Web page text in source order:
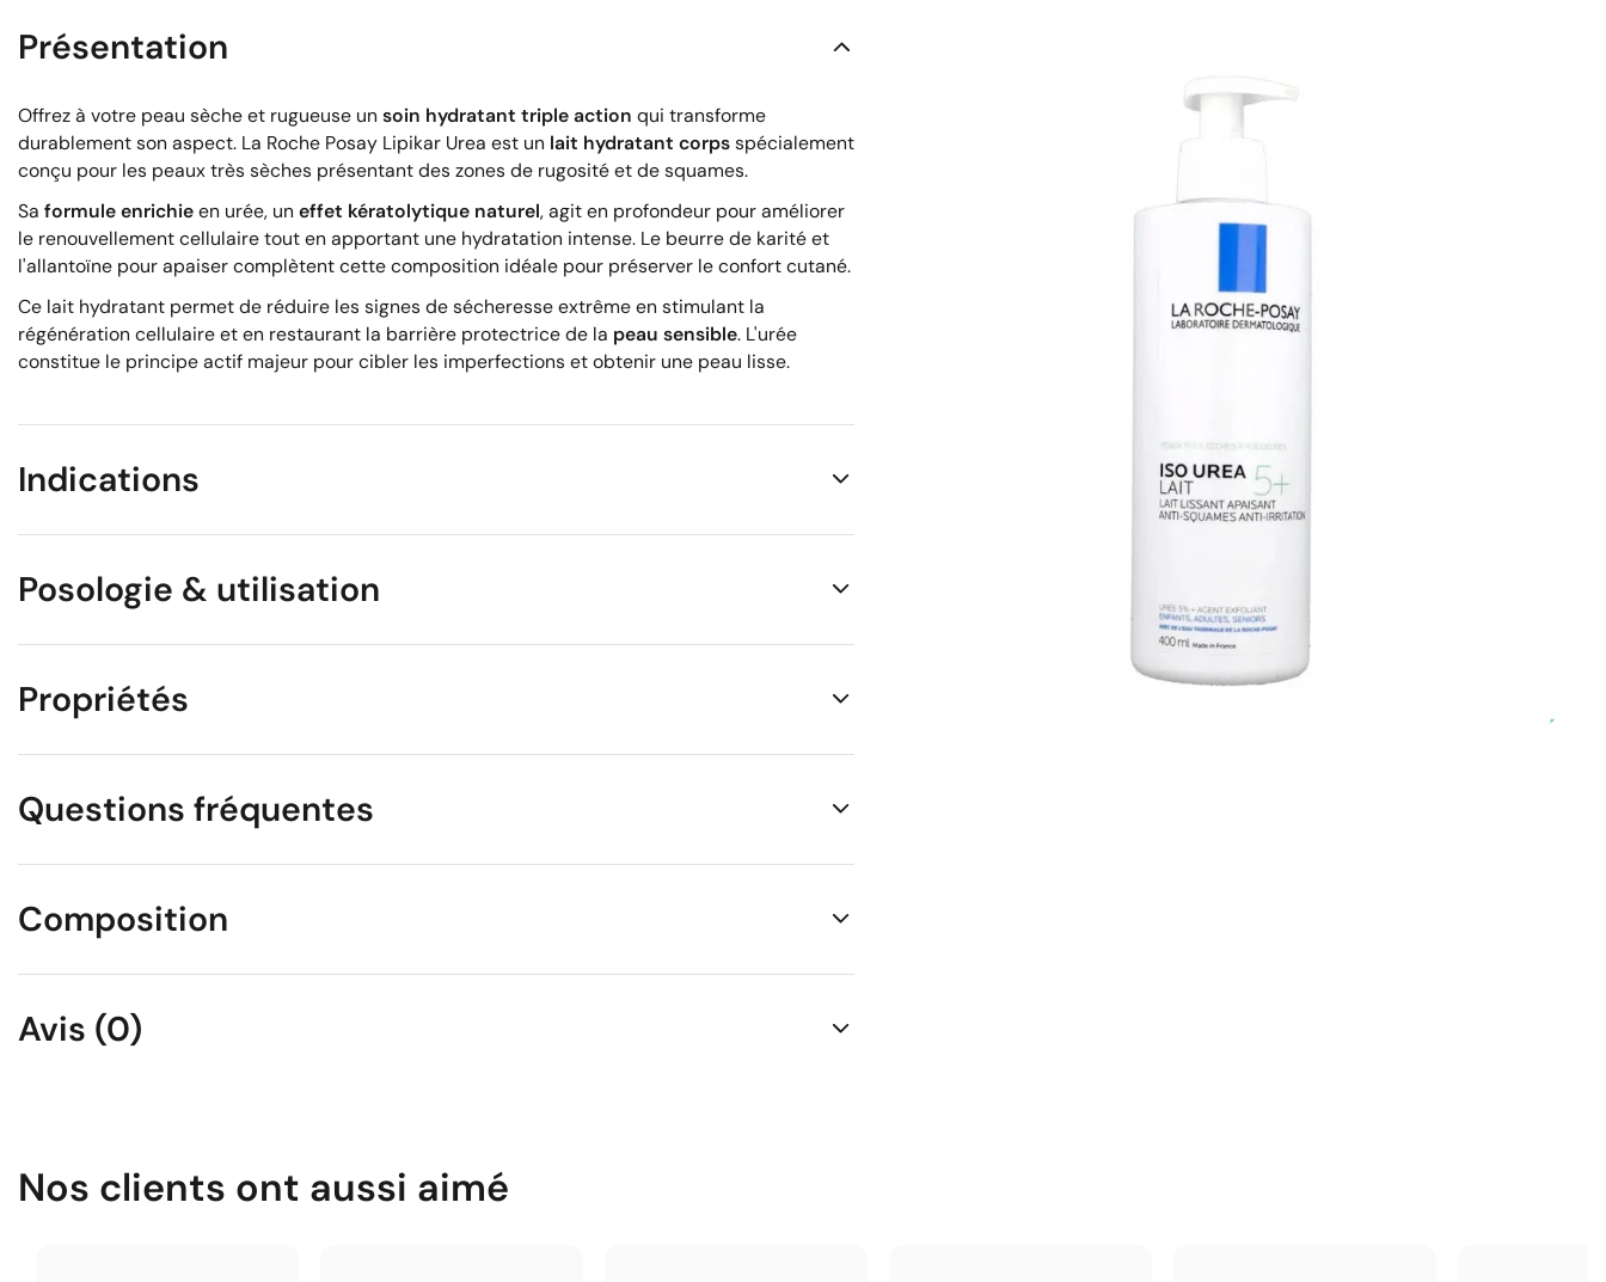
Présentation
Offrez à votre peau sèche et rugueuse un soin hydratant triple action qui transforme
durablement son aspect. La Roche Posay Lipikar Urea est un lait hydratant corpsspécialement
conçu pour les peaux très sèches présentant des zones de rugosité et de squames.
Sa formule enrichieen urée, un effet kératolytique naturel, agit en profondeur pour améliorer
le renouvellement cellulaire tout en apportant une hydratation intense. Le beurre de karité et
l'allantoïne pour apaiser complètent cette composition idéale pour préserver le confort cutané.
Ce lait hydratant permet de réduire les signes de sécheresse extrême en stimulant la
régénération cellulaire et en restaurant la barrière protectrice de la peau sensible. L'urée
constitue le principe actif majeur pour cibler les imperfections et obtenir une peau lisse.
Indications
Posologie & utilisation
Propriétés
Questions fréquentes
Composition
Avis (0)
Nos clients ont aussi aimé